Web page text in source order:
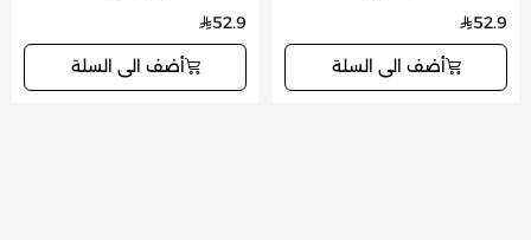
52.9
أضف الى السلة
52.9
أضف الى السلة